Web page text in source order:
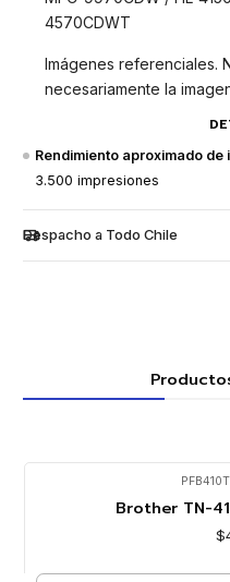
4570CDWT
Imágenes referenciales.
necesariamente la
Rendimiento aproximado de
3.500 impresiones
Despacho a Todo Chile
Brother TN-